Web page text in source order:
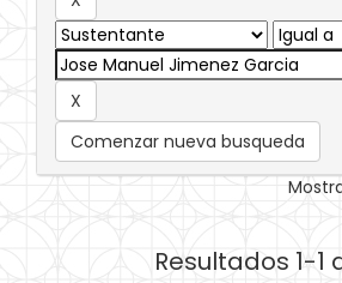
Comenzar nueva busqueda
Resultados 1-1